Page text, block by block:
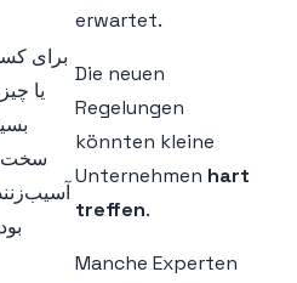
erwartet.
برای
یا
سخت
Die neuen
Regelungen
könnten kleine
Unternehmen hart
treffen.
Manche Experten